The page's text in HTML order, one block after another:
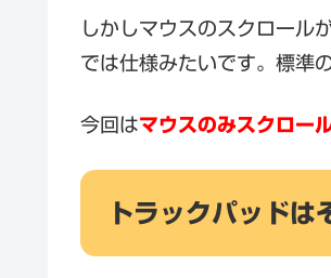
しかしマウスのスクロール
では仕様みたいです。標準
今回はマウスのみスクロー
トラックパッド